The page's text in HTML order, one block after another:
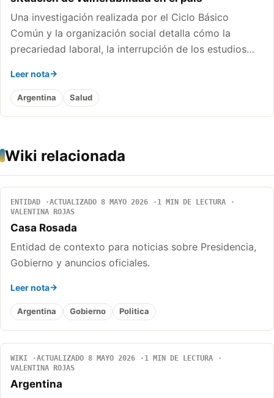
Una investigación realizada por el Ciclo Básico
Común y la organización social detalla cómo la
precariedad laboral, la interrupción de los estudios…
Leer nota
Argentina Salud
Wiki relacionada
ENTIDAD ACTUALIZADO 8 MAYO 2026
1 MIN DE LECTURA
VALENTINA ROJAS
Casa Rosada
Entidad de contexto para noticias sobre Presidencia,
Gobierno y anuncios oficiales.
Leer nota
Argentina Gobierno Politica
WIKI ACTUALIZADO 8 MAYO 2026
1 MIN DE LECTURA
VALENTINA ROJAS
Argentina